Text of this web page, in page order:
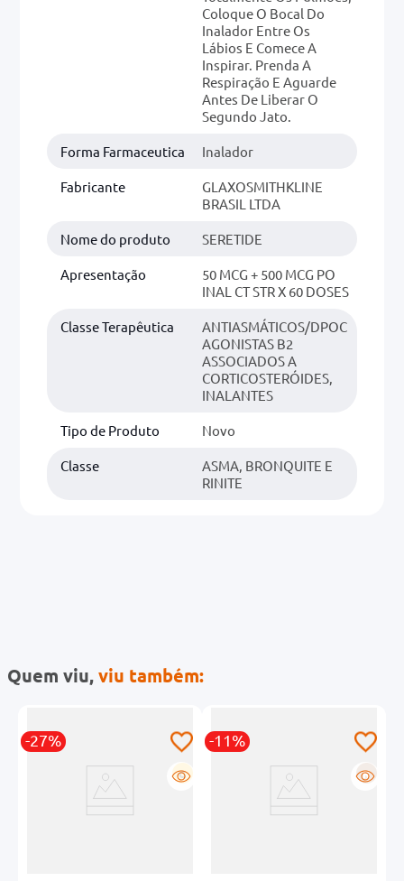
Coloque O Bocal Do
Inalador Entre Os
Lábios E Comece A
Inspirar. Prenda A
Respiração E Aguarde
Antes De Liberar O
Segundo Jato.
Forma Farmaceutica Inalador
Fabricante
GLAXOSMITHKLINE
BRASIL LTDA
Nome do produto SERETIDE
Apresentação
50 MCG + 500 MCG PO
INAL CT STR X 60 DOSES
Classe Terapêutica
ANTIASMÁTICOS/DPOC
AGONISTAS B2
ASSOCIADOS A
CORTICOSTERÓIDES,
INALANTES
Tipo de Produto Novo
Classe
ASMA, BRONQUITE E
RINITE
Quem viu,viu também:
-27%
G
-11%
R